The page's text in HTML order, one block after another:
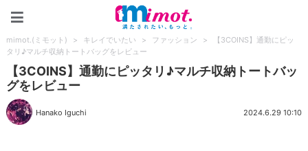
mimot.(ミモット) > キレイでいたい > ファッション >
【3COINS】通勤にピッ
タリ♪マルチ収納トートバッグをレビュー
【3COINS】通勤にピッタリ♪マルチ収納トートバッ
グをレビュー
Hanako Iguchi 2024.6.29 10:10